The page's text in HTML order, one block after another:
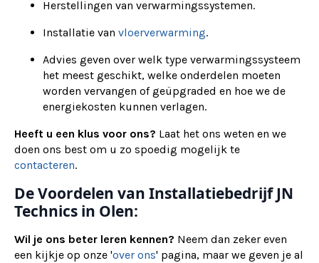
Herstellingen van verwarmingssystemen.
Installatie van vloerverwarming.
Advies geven over welk type verwarmingssysteem
het meest geschikt, welke onderdelen moeten
worden vervangen of geüpgraded en hoe we de
energiekosten kunnen verlagen.
Heeft u een klus voor ons? Laat het ons weten en we
doen ons best om u zo spoedig mogelijk te
contacteren.
De Voordelen van Installatiebedrijf JN
Technics in Olen:
Wil je ons beter leren kennen? Neem dan zeker even
een kijkje op onze 'over ons' pagina, maar we geven je al